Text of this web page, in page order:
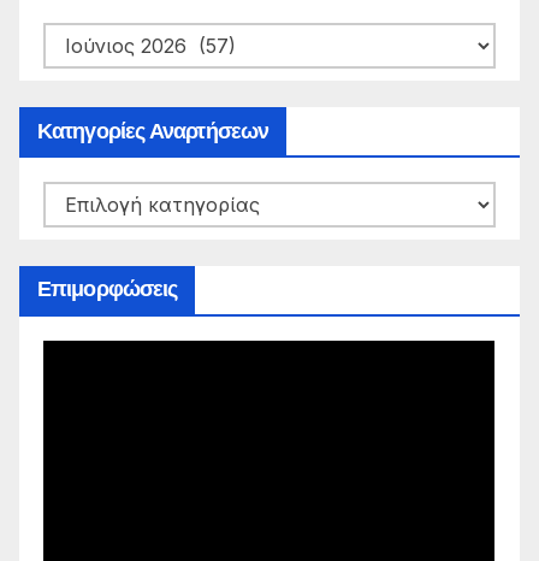
Ιστορικό
Αναρτήσεων
Κατηγορίες Αναρτήσεων
Κατηγορίες
Αναρτήσεων
Επιμορφώσεις